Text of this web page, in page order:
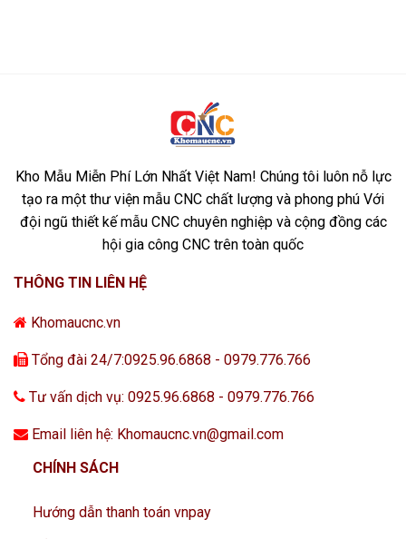
Kho Mẫu Miễn Phí Lớn Nhất Việt Nam! Chúng tôi luôn nỗ lực
tạo ra một thư viện mẫu CNC chất lượng và phong phú Với
đội ngũ thiết kế mẫu CNC chuyên nghiệp và cộng đồng các
hội gia công CNC trên toàn quốc
THÔNG TIN LIÊN HỆ
Khomaucnc.vn
Tổng đài 24/7:0925.96.6868 - 0979.776.766
Tư vấn dịch vụ: 0925.96.6868 - 0979.776.766
Email liên hệ: Khomaucnc.vn@gmail.com
CHÍNH SÁCH
Hướng dẫn thanh toán vnpay